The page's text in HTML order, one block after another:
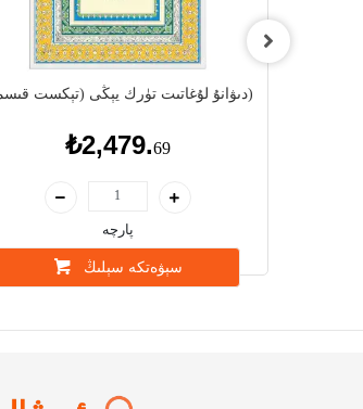
دىۋانۇ لۇغاتىت تۈرك يېڭى (تېكست قىسمى)
₺2,479.69
پارچە
سېۋەتكە سېلىڭ